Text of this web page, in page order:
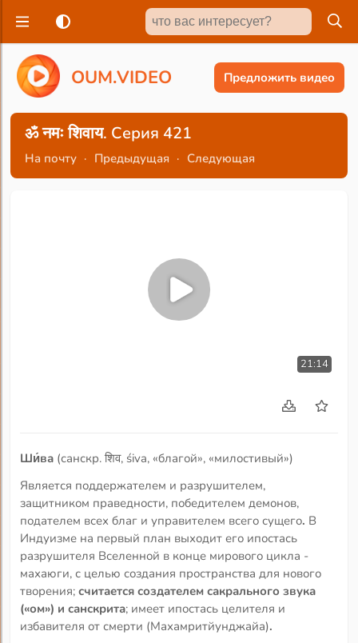
OUM.VIDEO Предложить видео
ॐ नमः शिवाय. Серия 421
На почту · Предыдущая · Следующая
21:14
Ши́ва (санскр. शिव, śiva, «благой», «милостивый»)
Является поддержателем и разрушителем,
защитником праведности, победителем демонов,
подателем всех благ и управителем всего сущего. В
Индуизме на первый план выходит его ипостась
разрушителя Вселенной в конце мирового цикла -
махаюги, с целью создания пространства для нового
творения;считается создателем сакрального звука
(«ом») и санскрита; имеет ипостась целителя и
избавителя от смерти (Махамритйунджайа).